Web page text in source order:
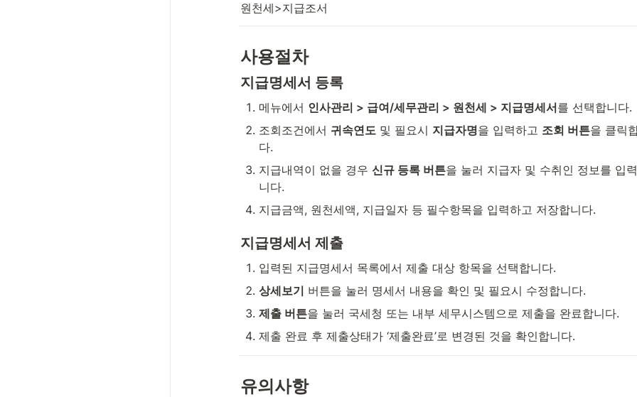
원천세>지급조서
사용절차
지급명세서 등록
메뉴에서 인사관리 > 급여/세무관리 > 원천세 > 지급명세서를 선택합니다.
조회조건에서 귀속연도 및 필요시 지급자명을 입력하고 조회 버튼을 클릭
다.
지급내역이 없을 경우 신규 등록 버튼을 눌러 지급자 및 수취인 정보를 입
니다.
지급금액, 원천세액, 지급일자 등 필수항목을 입력하고 저장합니다.
지급명세서 제출
입력된 지급명세서 목록에서 제출 대상 항목을 선택합니다.
상세보기 버튼을 눌러 명세서 내용을 확인 및 필요시 수정합니다.
제출 버튼을 눌러 국세청 또는 내부 세무시스템으로 제출을 완료합니다.
제출 완료 후 제출상태가 ‘제출완료’로 변경된 것을 확인합니다.
유의사항